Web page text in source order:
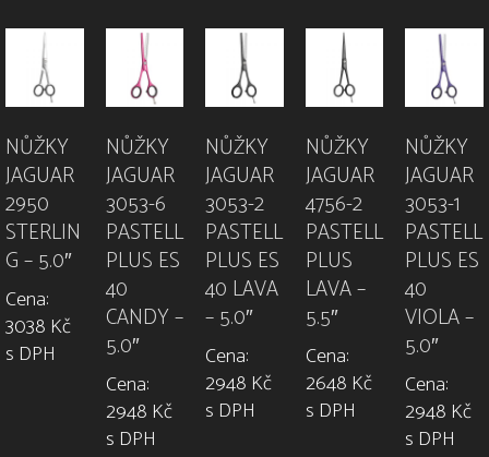
NŮŽKY
JAGUAR
2950
STERLIN
G – 5.0″
Cena:
3038 Kč
s DPH
NŮŽKY
JAGUAR
3053-6
PASTELL
PLUS ES
40
CANDY –
5.0″
Cena:
2948 Kč
s DPH
NŮŽKY
JAGUAR
3053-2
PASTELL
PLUS ES
40 LAVA
– 5.0″
Cena:
2948 Kč
s DPH
NŮŽKY
JAGUAR
4756-2
PASTELL
PLUS
LAVA –
5.5″
Cena:
2648 Kč
s DPH
NŮŽKY
JAGUAR
3053-1
PASTELL
PLUS ES
40
VIOLA –
5.0″
Cena:
2948 Kč
s DPH